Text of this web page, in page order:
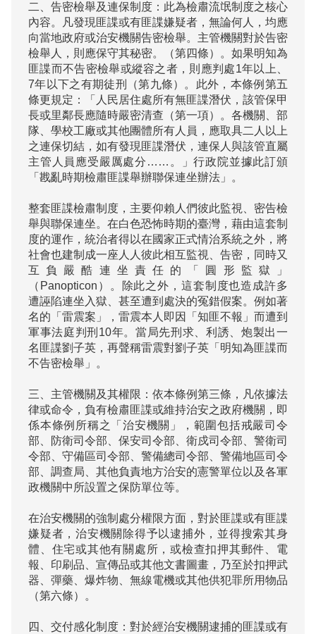
二、告密檢舉及連保制度：此為檢肅流氓制度之核心
內容。凡發現匪諜或有匪諜嫌疑者，無論何人，均應
向當地政府或治安機關告密檢舉。主管機關對於告密
檢舉人，則應保守其秘密。（第四條）。如果明知為
匪諜而不告密檢舉或縱容之者，則應判處1年以上、
7年以下之有期徒刑（第九條）。此外，本條例第五
條更規定：「人民居住處所有無匪諜潛伏，該管保甲
長或里鄰長應隨時嚴密清查（第一項）。各機關、部
隊、學校工廠或其他團體所有人員，應取具二人以上
之連保切結，如有發現匪諜潛伏，連保人與該管直屬
主管人員應受嚴厲處分……。」行政院並據此訂頒
「戡亂時期檢肅匪諜舉辦聯保連坐辦法」。
整套匪諜檢肅制度，主要仰賴人們彼此監視、密告檢
舉與聯保連坐。在白色恐怖時期的臺灣，藉由這套制
度的運作，統治者得以在國家正式情治系統之外，將
社會也建制成一座人人彼此相互監視、告密，同時又
互負嚴酷連坐責任的「圓形監獄」
（Panopticon）。除此之外，這套制度也造成許多
遭誣陷連坐入獄、甚至遭到處決的冤錯假案。例如著
名的「雷震案」，雷震本人即因「知匪不報」而遭到
軍事法庭判刑10年。當局先刑求、利誘、炮製出一
名匪諜劉子英，再聲稱雷震對劉子英「明知為匪諜而
不告密檢舉」。
三、主管機關及其權限：依本條例第三條，凡依據法
律或命令，負有檢肅匪諜或維持治安之政府機關，即
係本條例所稱之「治安機關」，範圍包括戒嚴司令
部、防衛司令部、保安司令部、衛戍司令部、警衛司
令部、守備區司令部、警備總司令部、警備地區司令
部、調查局、其他負責地方治安的憲警單位以及各軍
政機關中所設置之保防單位等。
在治安機關的強制處分權限方面，對於匪諜或有匪諜
嫌疑者，治安機關除得予以逮捕外，並得搜索其身
體、住宅或其他有關處所，或檢查扣押其郵件、電
報、印刷品、宣傳品或其他文書圖畫，乃至於扣押武
器、彈藥、爆炸物、無線電機或其他供犯罪所用物品
（第六條）。
四、交付感化制度：對於經治安機關逮捕的匪諜或有